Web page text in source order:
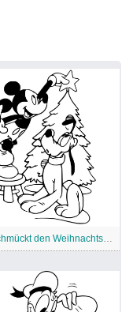
Micky schmückt den Weihnachtsbaum